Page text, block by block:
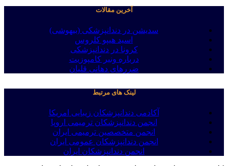
آخرین مقالات
سدیشن در دندانپزشکی (بیهوشی)
اسید هیپو کلروس
کرونا در دندانپزشکی
درباره ونیر کامپوزیت
ضررهای دهانی قلیان
لینک های مرتبط
آکادمی دندانپزشکان زیبایی امریکا
انجمن دندانپزشکان ترمیمی اروپا
انجمن متخصصین ترمیمی ایران
انجمن دندانپزشکان عمومی ایران
انجمن دندانپزشکان ایران